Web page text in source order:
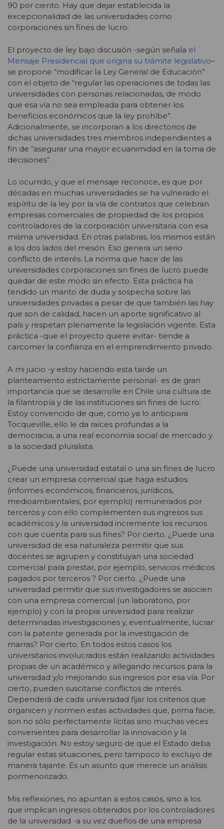
90 por ciento. Hay que dejar establecida la
excepcionalidad de las universidades como
corporaciones sin fines de lucro.
El proyecto de ley bajo discusión -según señala el
Mensaje Presidencial que origina su trámite legislativo–
se propone “modificar la Ley General de Educación”
con el objeto de “regular las operaciones de todas las
universidades con personas relacionadas, de modo
que esa vía no sea empleada para obtener los
beneficios económicos que la ley prohíbe”.
Adicionalmente, se incorporan a los directorios de
dichas universidades tres miembros independientes a
fin de “asegurar una mayor ecuanimidad en la toma de
decisiones”.
Lo ocurrido, y que el mensaje reconoce, es que por
décadas en muchas universidades se ha vulnerado el
espíritu de la ley por la vía de contratos que celebran
empresas comerciales de propiedad de los propios
controladores de la corporación universitaria con esa
misma universidad. En otras palabras, los mismos están
a los dos lados del mesón. Eso genera un serio
conflicto de interés. La norma que hace de las
universidades corporaciones sin fines de lucro puede
quedar de este modo sin efecto. Esta práctica ha
tendido un manto de duda y sospecha sobre las
universidades privadas a pesar de que también las hay
que son de calidad, hacen un aporte significativo al
país y respetan plenamente la legislación vigente. Esta
práctica -que el proyecto quiere evitar- tiende a
carcomer la confianza en el emprendimiento privado.
A mi juicio -y estoy haciendo esta tarde un
planteamiento estrictamente personal- es de gran
importancia que se desarrolle en Chile una cultura de
la filantropía y de las instituciones sin fines de lucro.
Estoy convencido de que, como ya lo anticipara
Tocqueville, ello le da raíces profundas a la
democracia, a una real economía social de mercado y
a la sociedad pluralista.
¿Puede una universidad estatal o una sin fines de lucro
crear un empresa comercial que haga estudios
(informes económicos, financieros, jurídicos,
medioambientales, por ejemplo) remunerados por
terceros y con ello complementen sus ingresos sus
académicos y la universidad incremente los recursos
con que cuenta para sus fines? Por cierto. ¿Puede una
universidad de esa naturaleza permitir que sus
docentes se agrupen y constituyan una sociedad
comercial para prestar, por ejemplo, servicios médicos
pagados por terceros ? Por cierto. ¿Puede una
universidad permitir que sus investigadores se asocien
con una empresa comercial (un laboratorio, por
ejemplo) y con la propia universidad para realizar
determinadas investigaciones y, eventualmente, lucrar
con la patente generada por la investigación de
marras? Por cierto. En todos estos casos los
universitarios involucrados están realizando actividades
propias de un académico y allegando recursos para la
universidad y/o mejorando sus ingresos por esa vía. Por
cierto, pueden suscitarse conflictos de interés.
Dependerá de cada universidad fijar los criterios que
organicen y normen estas actividades que, prima facie,
son no sólo perfectamente lícitas sino muchas veces
convenientes para desarrollar la innovación y la
investigación. No estoy seguro de que el Estado deba
regular estas situaciones, pero tampoco lo excluyo de
manera tajante. Es un asunto que merece un análisis
pormenorizado.
Mis reflexiones, no apuntan a estos casos, sino a los
que implican ingresos obtenidos por los controladores
de la universidad -a su vez dueños de una empresa